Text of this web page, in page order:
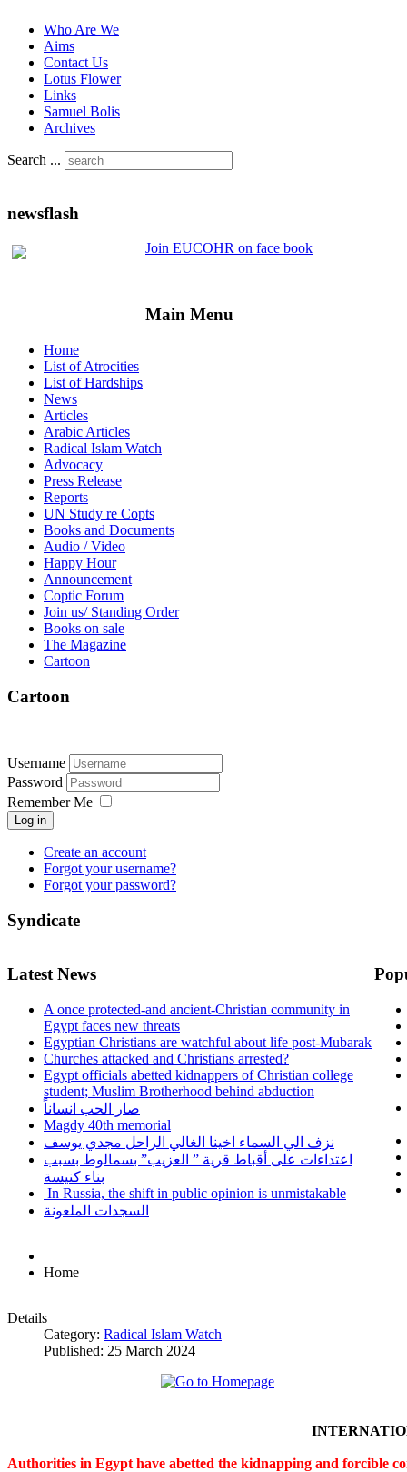
Who Are We
Aims
Contact Us
Lotus Flower
Links
Samuel Bolis
Archives
Search ...
newsflash
Join EUCOHR on face book
Main Menu
Home
List of Atrocities
List of Hardships
News
Articles
Arabic Articles
Radical Islam Watch
Advocacy
Press Release
Reports
UN Study re Copts
Books and Documents
Audio / Video
Happy Hour
Announcement
Coptic Forum
Join us/ Standing Order
Books on sale
The Magazine
Cartoon
Cartoon
Username
Password
Remember Me
Log in
Create an account
Forgot your username?
Forgot your password?
Syndicate
Latest News
A once protected-and ancient-Christian community in
Egypt faces new threats
Egyptian Christians are watchful about life post-Mubarak
Churches attacked and Christians arrested?
Egypt officials abetted kidnappers of Christian college
student; Muslim Brotherhood behind abduction
صار الحب انساناً
Magdy 40th memorial
نزف الي السماء اخينا الغالي الراحل مجدي يوسف
اعتداءات على أقباط قرية ” العزيب” بسمالوط بسبب
بناء كنيسة
In Russia, the shift in public opinion is unmistakable
السجدات الملعونة
Home
Details
Category: Radical Islam Watch
Published: 25 March 2024
Authorities in Egypt have abetted the kidnapping and forcible